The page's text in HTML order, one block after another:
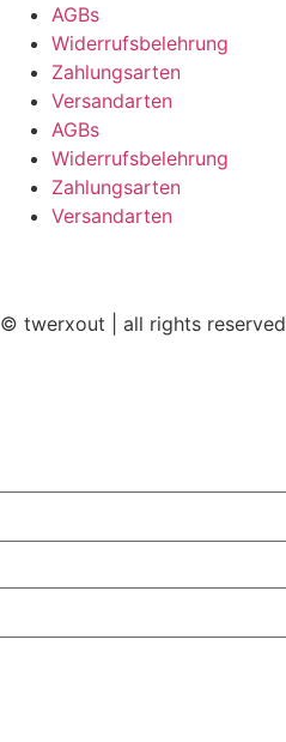
AGBs
Widerrufsbelehrung
Zahlungsarten
Versandarten
AGBs
Widerrufsbelehrung
Zahlungsarten
Versandarten
© twerxout | all rights reserved